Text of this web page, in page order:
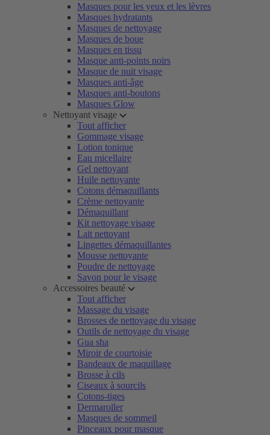
Masques pour les yeux et les lèvres
Masques hydratants
Masques de nettoyage
Masques de boue
Masques en tissu
Masque anti-points noirs
Masque de nuit visage
Masques anti-âge
Masques anti-boutons
Masques Glow
Nettoyant visage
Tout afficher
Gommage visage
Lotion tonique
Eau micellaire
Gel nettoyant
Huile nettoyante
Cotons démaquillants
Crème nettoyante
Démaquillant
Kit nettoyage visage
Lait nettoyant
Lingettes démaquillantes
Mousse nettoyante
Poudre de nettoyage
Savon pour le visage
Accessoires beauté
Tout afficher
Massage du visage
Brosses de nettoyage du visage
Outils de nettoyage du visage
Gua sha
Miroir de courtoisie
Bandeaux de maquillage
Brosse à cils
Ciseaux à sourcils
Cotons-tiges
Dermaroller
Masques de sommeil
Pinceaux pour masque